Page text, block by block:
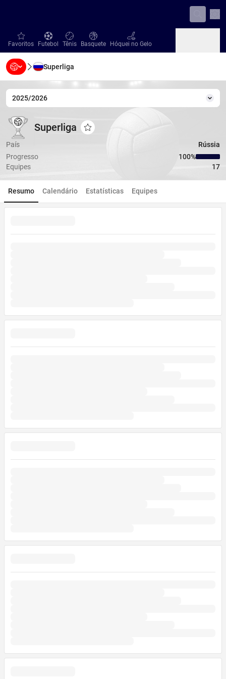
favorites
Favoritos Futebol
Futebol Tênis
Tênis Basquete
Basquete Hóquei no Gelo
Hóquei no Gelo
Beisebol
Beisebol Handebol
Superliga
2025/2026
Superliga
SuperligaSuperliga
Adicionar aos favoritos
País
Rússia
Progresso
100‏%
Equipes
17
Resumo Calendário Estatísticas Equipes